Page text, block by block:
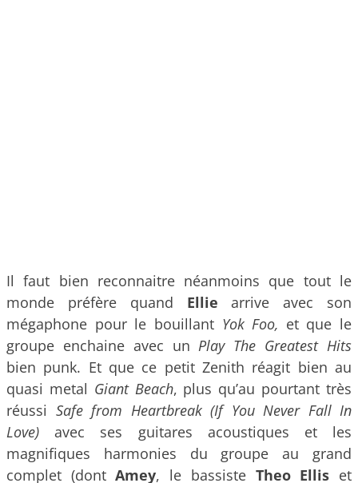
Il faut bien reconnaitre néanmoins que tout le
monde préfère quand Ellie arrive avec son
mégaphone pour le bouillant Yok Foo, et que le
groupe enchaine avec un Play The Greatest Hits
bien punk. Et que ce petit Zenith réagit bien au
quasi metal Giant Beach, plus qu’au pourtant très
réussi Safe from Heartbreak (If You Never Fall In
Love) avec ses guitares acoustiques et les
magnifiques harmonies du groupe au grand
complet (dontAmey, le bassiste Theo Ellis et